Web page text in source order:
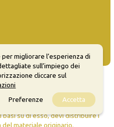
CC-BY-SA che permette di
derivate dall'originale, anche a
venga riconosciuta la paternità
su di esso, devi distribuire i
del materiale originario.
migliorare l’esperienza di
sull’impiego dei
cliccare sul
Preferenze
Accetta